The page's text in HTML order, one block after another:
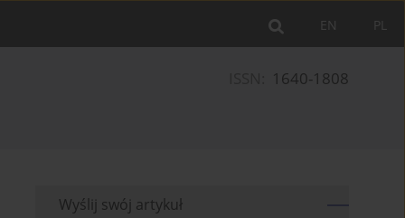
PL
EN
1640-1808
Wyślij swój artykuł